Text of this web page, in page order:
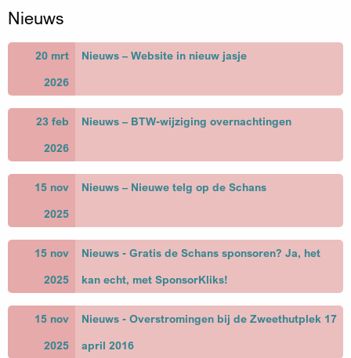
Nieuws
20 mrt
2026
Nieuws – Website in nieuw jasje
23 feb
2026
Nieuws – BTW-wijziging overnachtingen
15 nov
2025
Nieuws – Nieuwe telg op de Schans
15 nov
2025
Nieuws - Gratis de Schans sponsoren? Ja, het
kan echt, met SponsorKliks!
15 nov
2025
Nieuws - Overstromingen bij de Zweethutplek 17
april 2016